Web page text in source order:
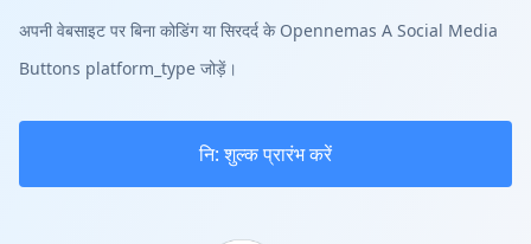
अपनी वेबसाइट पर बिना कोडिंग या सिरदर्द के Opennemas A Social Media
Buttons platform_type जोड़ें।
नि: शुल्क प्रारंभ करें